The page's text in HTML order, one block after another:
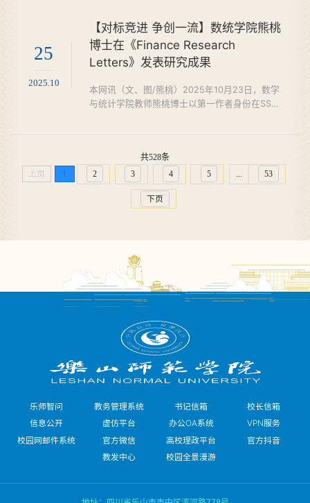
25
2025.10
【对标竞进 争创一流】数统学院熊桃
博士在《Finance Research
Letters》发表研究成果
本网讯（文、图/熊桃）2025年10月23日，数学
与统计学院教师熊桃博士以第一作者身份在SSCI
共528条
上页
1 2 3 4 5 ... 53
下页
乐师智问 教务管理系统 书记信箱
校长信箱
信息公开
虚仿平台 办公OA系统
VPN服务
校园网邮件系统
官方微信 高校理政平台
官方抖音
教发中心
校园全景漫游